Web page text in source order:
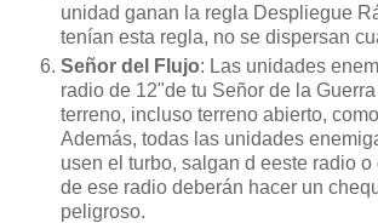
unidad ganan la regla Despliegue
tenían esta regla, no se dispersan
Señor del Flujo: Las unidades
radio de 12"de tu Señor de la
terreno, incluso terreno abierto,
Además, todas las unidades
usen el turbo, salgan d eeste radio
de ese radio deberán hacer un
peligroso.